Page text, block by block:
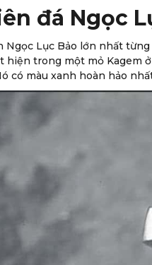
đá Ngọc
Ngọc Lục Bảo lớn nhất
hiện trong một mỏ Kagem
có màu xanh hoàn hảo